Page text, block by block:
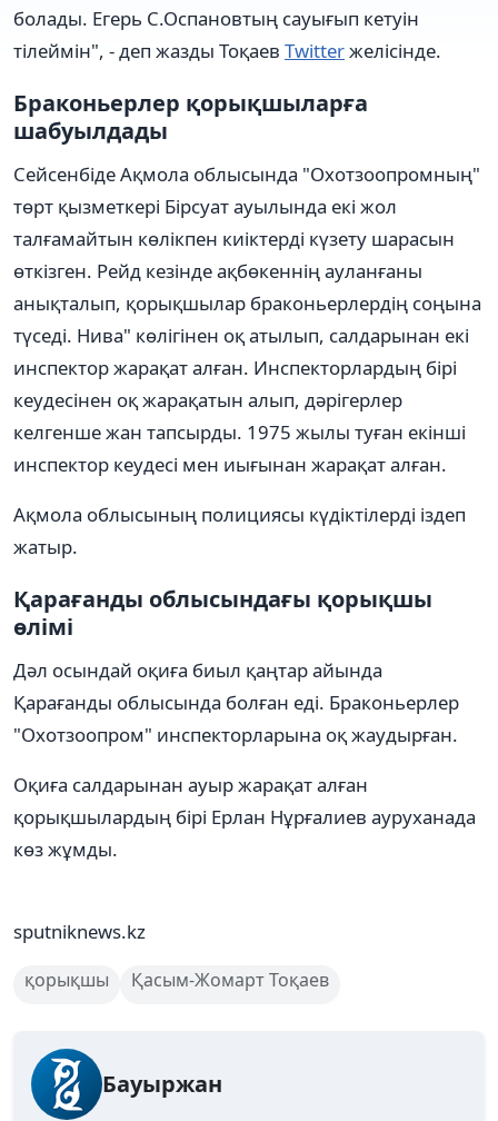
болады. Егерь С.Оспановтың сауығып кетуін
тілеймін", - деп жазды Тоқаев Twitterжелісінде.
Браконьерлер қорықшыларға
шабуылдады
Сейсенбіде Ақмола облысында "Охотзоопромның"
төрт қызметкері Бірсуат ауылында екі жол
талғамайтын көлікпен киіктерді күзету шарасын
өткізген. Рейд кезінде ақбөкеннің ауланғаны
анықталып, қорықшылар браконьерлердің соңына
түседі. Нива" көлігінен оқ атылып, салдарынан екі
инспектор жарақат алған. Инспекторлардың бірі
кеудесінен оқ жарақатын алып, дәрігерлер
келгенше жан тапсырды. 1975 жылы туған екінші
инспектор кеудесі мен иығынан жарақат алған.
Ақмола облысының полициясы күдіктілерді іздеп
жатыр.
Қарағанды облысындағы қорықшы
өлімі
Дәл осындай оқиға биыл қаңтар айында
Қарағанды облысында болған еді. Браконьерлер
"Охотзоопром" инспекторларына оқ жаудырған.
Оқиға салдарынан ауыр жарақат алған
қорықшылардың бірі Ерлан Нұрғалиев ауруханада
көз жұмды.
sputniknews.kz
қорықшы Қасым-Жомарт Тоқаев
Бауыржан